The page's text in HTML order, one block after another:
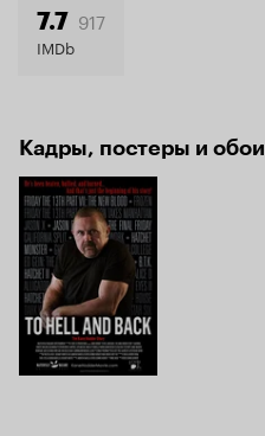
7.7 917
IMDb
Кадры, постеры и обои